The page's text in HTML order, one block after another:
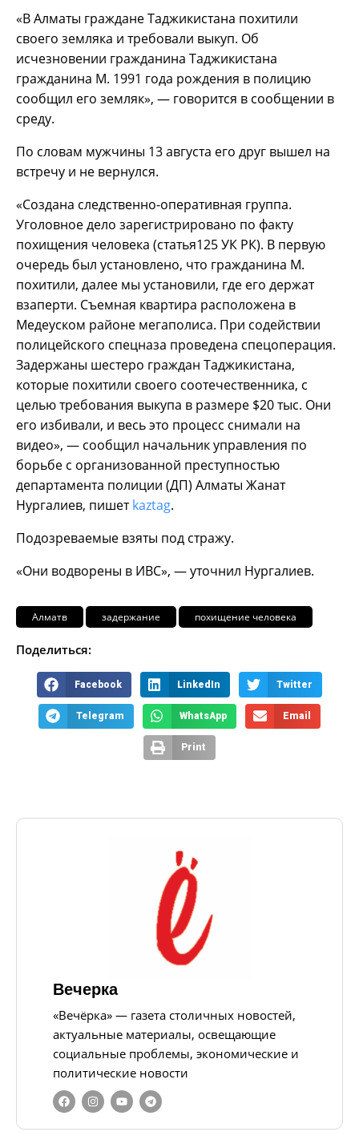
«В Алматы граждане Таджикистана похитили
своего земляка и требовали выкуп. Об
исчезновении гражданина Таджикистана
гражданина М. 1991 года рождения в полицию
сообщил его земляк», — говорится в сообщении в
среду.
По словам мужчины 13 августа его друг вышел на
встречу и не вернулся.
«Создана следственно-оперативная группа.
Уголовное дело зарегистрировано по факту
похищения человека (статья125 УК РК). В первую
очередь был установлено, что гражданина М.
похитили, далее мы установили, где его держат
взаперти. Съемная квартира расположена в
Медеуском районе мегаполиса. При содействии
полицейского спецназа проведена спецоперация.
Задержаны шестеро граждан Таджикистана,
которые похитили своего соотечественника, с
целью требования выкупа в размере $20 тыс. Они
его избивали, и весь это процесс снимали на
видео», — сообщил начальник управления по
борьбе с организованной преступностью
департамента полиции (ДП) Алматы Жанат
Нургалиев, пишетkaztag.
Подозреваемые взяты под стражу.
«Они водворены в ИВС», — уточнил Нургалиев.
Алматв задержание похищение человека
Поделиться:
Facebook LinkedIn Twitter
Telegram WhatsApp Email
Print
Вечерка
«Вечёрка» — газета столичных новостей,
актуальные материалы, освещающие
социальные проблемы, экономические и
политические новости